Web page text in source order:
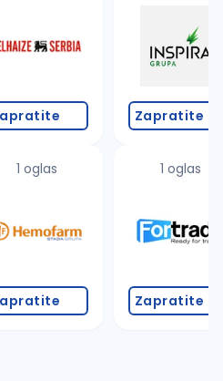
greške (koristite č, ć, š, đ,
odabrani grad
filtere pretrage
1 oglas
Zapratite
1 oglas
Zapratite